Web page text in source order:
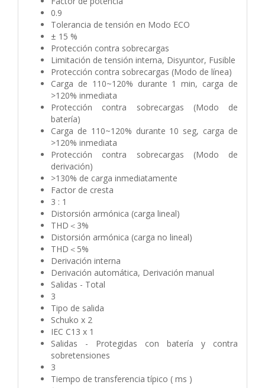
0.9
Tolerancia de tensión en Modo ECO
± 15 %
Protección contra sobrecargas
Limitación de tensión interna, Disyuntor, Fusible
Protección contra sobrecargas (Modo de línea)
Carga de 110~120% durante 1 min, carga de
>120% inmediata
Protección contra sobrecargas (Modo de
batería)
Carga de 110~120% durante 10 seg, carga de
>120% inmediata
Protección contra sobrecargas (Modo de
derivación)
>130% de carga inmediatamente
Factor de cresta
3 : 1
Distorsión armónica (carga lineal)
THD＜3%
Distorsión armónica (carga no lineal)
THD＜5%
Derivación interna
Derivación automática, Derivación manual
Salidas - Total
3
Tipo de salida
Schuko x 2
IEC C13 x 1
Salidas - Protegidas con batería y contra
sobretensiones
3
Tiempo de transferencia típico ( ms )